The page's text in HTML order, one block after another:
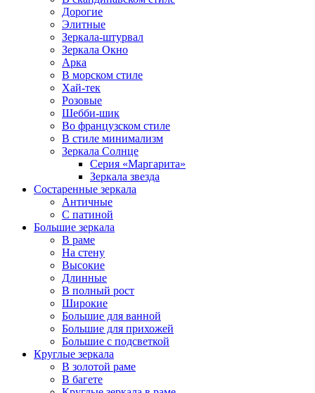
Дорогие
Элитные
Зеркала-штурвал
Зеркала Окно
Арка
В морском стиле
Хай-тек
Розовые
Шебби-шик
Во французском стиле
В стиле минимализм
Зеркала Солнце
Серия «Маргарита»
Зеркала звезда
Состаренные зеркала
Античные
С патиной
Большие зеркала
В раме
На стену
Высокие
Длинные
В полный рост
Широкие
Большие для ванной
Большие для прихожей
Большие с подсветкой
Круглые зеркала
В золотой раме
В багете